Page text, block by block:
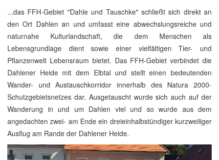
...das FFH-Gebiet "Dahle und Tauschke" schließt sich direkt an
den Ort Dahlen an und umfasst eine abwechslungsreiche und
naturnahe Kulturlandschaft, die dem Menschen als
Lebensgrundlage dient sowie einer vielfältigen Tier- und
Pflanzenwelt Lebensraum bietet. Das FFH-Gebiet verbindet die
Dahlener Heide mit dem Elbtal und stellt einen bedeutenden
Wander- und Austauschkorridor innerhalb des Natura 2000-
Schutzgebietsnetzes dar. Ausgetauscht wurde sich auch auf der
Wanderung in und um Dahlen viel und so wurde aus dem
angedachten zwei- am Ende ein dreieinhalbstündiger kurzweiliger
Ausflug am Rande der Dahlener Heide.